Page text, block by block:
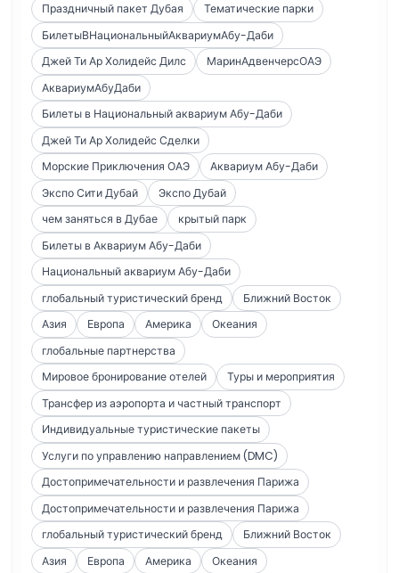
Праздничный пакет Дубая
Тематические парки
БилетыВНациональныйАквариумАбу-Даби
Джей Ти Ар Холидейс Дилс
МаринАдвенчерсОАЭ
АквариумАбуДаби
Билеты в Национальный аквариум Абу-Даби
Джей Ти Ар Холидейс Сделки
Морские Приключения ОАЭ
Аквариум Абу-Даби
Экспо Сити Дубай
Экспо Дубай
чем заняться в Дубае
крытый парк
Билеты в Аквариум Абу-Даби
Национальный аквариум Абу-Даби
глобальный туристический бренд
Ближний Восток
Азия
Европа Америка
Океания
глобальные партнерства
Мировое бронирование отелей
Туры и мероприятия
Трансфер из аэропорта и частный транспорт
Индивидуальные туристические пакеты
Услуги по управлению направлением (DMC)
Достопримечательности и развлечения Парижа
Достопримечательности и развлечения Парижа
глобальный туристический бренд
Ближний Восток
Азия
Европа Америка
Океания